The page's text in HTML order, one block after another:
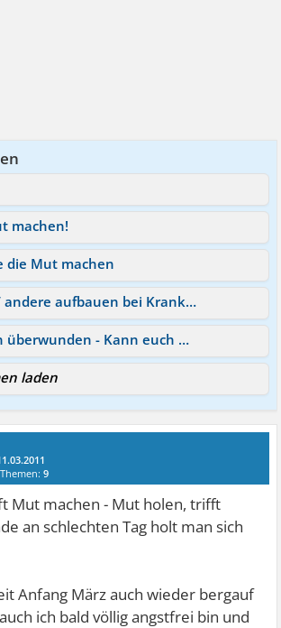
machen!
die Mut machen
Mut machen / andere aufbauen bei Krankheit
Panikattacken überwunden - Kann euch Mut machen
laden
Themen:9
Mut machen - Mut holen, trifft
an schlechten Tag holt man sich
Anfang März auch wieder bergauf
ich bald völlig angstfrei bin und